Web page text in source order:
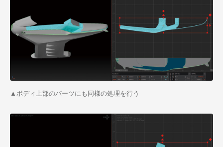
▲ボディ上部のパーツにも同様の処理を行う